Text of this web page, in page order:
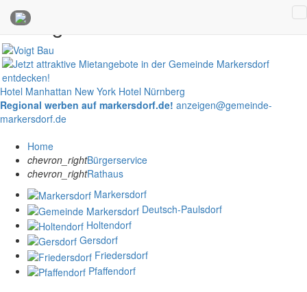
Anzeigen
Hotel Manhattan New York Hotel Nürnberg
Regional werben auf markersdorf.de! anzeigen@gemeinde-
markersdorf.de
Home
chevron_rightBürgerservice
chevron_rightRathaus
Markersdorf
Deutsch-Paulsdorf
Holtendorf
Gersdorf
Friedersdorf
Pfaffendorf